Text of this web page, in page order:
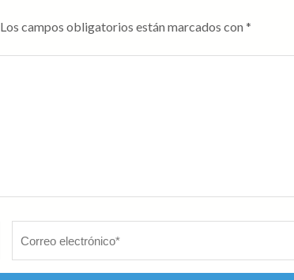
Los campos obligatorios están marcados con *
electrónico*